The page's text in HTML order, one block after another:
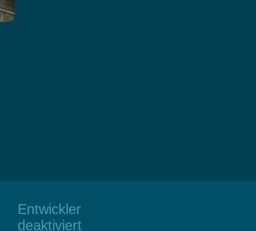
Entwickler
deaktiviert